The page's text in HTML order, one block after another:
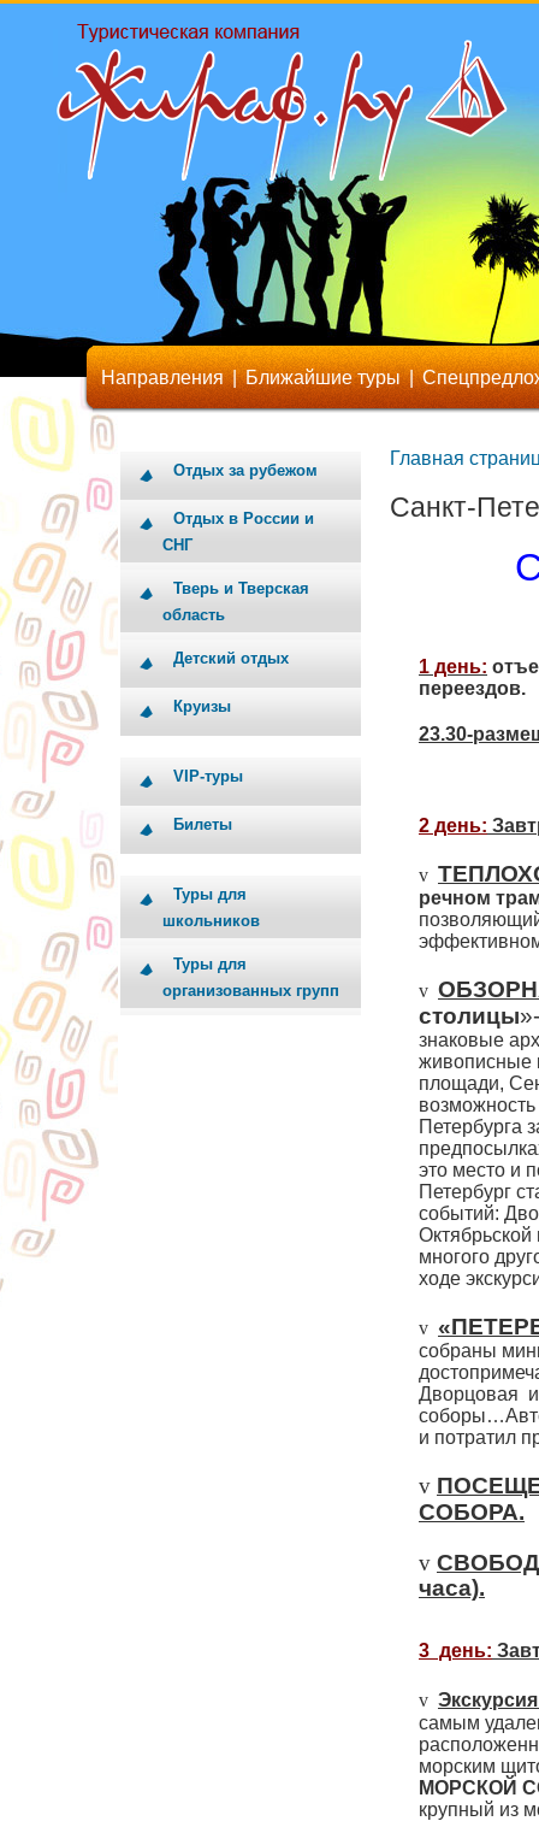
Направления | Ближайшие туры |
Отдых за рубежом
Отдых в России и
СНГ
Тверь и Тверская
область
Детский отдых
Круизы
VIP-туры
Билеты
Туры для
школьников
Туры для
организованных групп
Главная
Санкт-
1 день:
переездов.
23.30-
2 день:
v
речном
v
столицы»-
знаковые
живописные
площади,
Петербурга
это место и
Петербург
событий:
многого
ходе
v
собраны
Дворцовая
и потратил
v
СОБОРА.
v
часа).
3 день:
v
самым
морским
МОРСКОЙ
крупный из